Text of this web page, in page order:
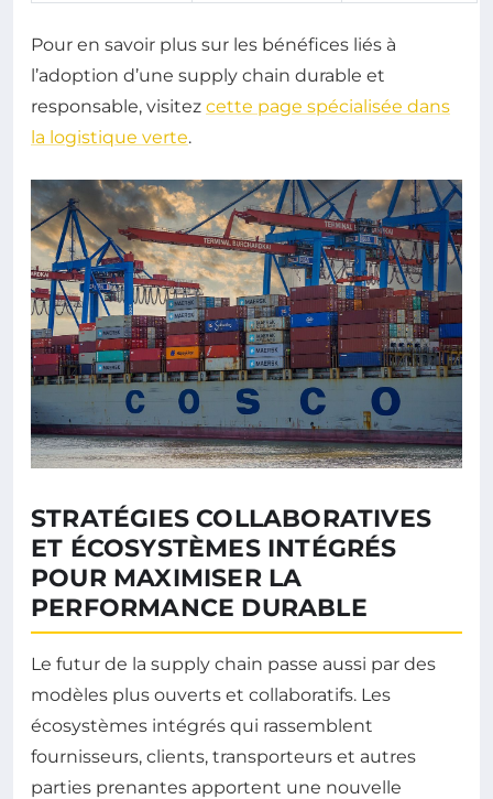
Pour en savoir plus sur les bénéfices liés à
l’adoption d’une supply chain durable et
responsable, visitez cette page spécialisée dans
la logistique verte.
STRATÉGIES COLLABORATIVES
ET ÉCOSYSTÈMES INTÉGRÉS
POUR MAXIMISER LA
PERFORMANCE DURABLE
Le futur de la supply chain passe aussi par des
modèles plus ouverts et collaboratifs. Les
écosystèmes intégrés qui rassemblent
fournisseurs, clients, transporteurs et autres
parties prenantes apportent une nouvelle